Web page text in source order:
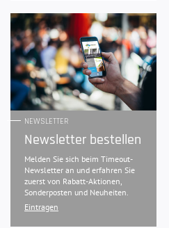
NEWSLETTER
Newsletter bestellen
Melden Sie sich beim Timeout-
Newsletter an und erfahren Sie
zuerst von Rabatt-Aktionen,
Sonderposten und Neuheiten.
Eintragen